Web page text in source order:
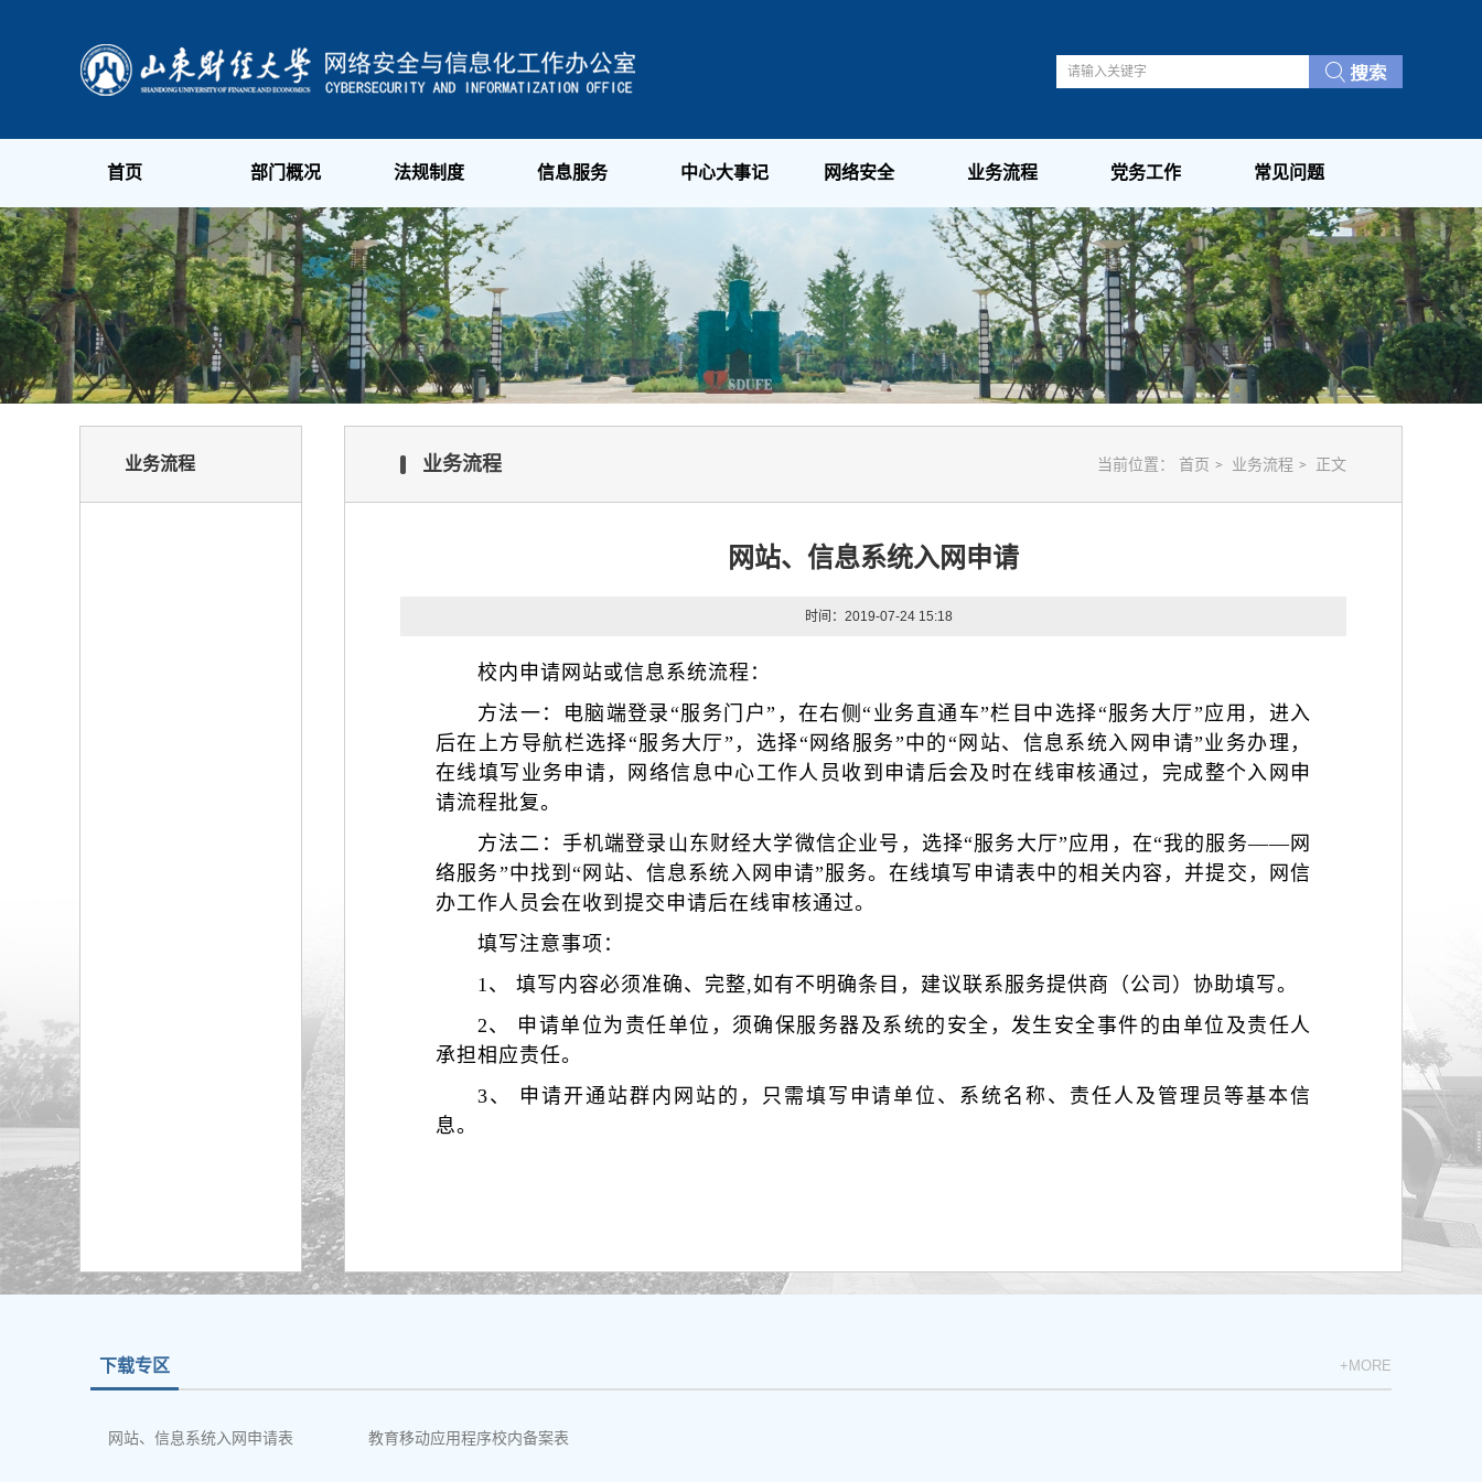
首页 部门概况 法规制度 信息服务 中心大事记 网络安全 业务流程 党务工作 常见问题
业务流程 业务流程 当前位置： 首页 业务流程 正文
网站、信息系统入网申请
时间：2019-07-24 15:18
校内申请网站或信息系统流程：
方法一：电脑端登录“服务门户”，在右侧“业务直通车”栏目中选择“服务大厅”应用，进入
后在上方导航栏选择“服务大厅”，选择“网络服务”中的“ 网站、信息系统入网申请”业务办理，
在线填写业务申请，网络信息中心工作人员收到申请后会及时在线审核通过，完成整个入网申
请流程批复。
方法二：手机端登录山东财经大学微信企业号，选择“服务大厅”应用，在“我的服务——网
络服务”中找到“ 网站、信息系统入网申请”服务。在线填写申请表中的相关内容，并提交，
网信
办工作人员会在收到提交申请后在线审核通过。
填写注意事项：
1、 填写内容必须准确、完整,如有不明确条目，建议联系服务提供商（公司）协助填写。
2、 申请单位为责任单位，须确保服务器及系统的安全，发生安全事件的由单位及责任人
承担相应责任。
3、 申请开通站群内网站的，只需填写申请单位、系统名称、责任人及管理员等基本信
息。
下载专区 +MORE
网站、信息系统入网申请表 教育移动应用程序校内备案表